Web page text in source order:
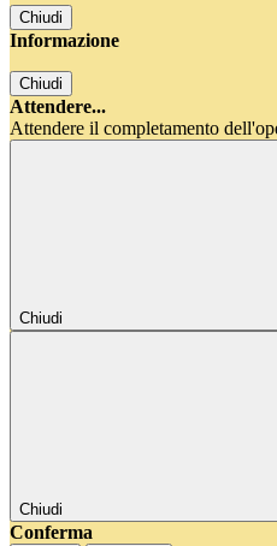
Chiudi
Informazione
Chiudi
Attendere...
Attendere il completamento
Chiudi
Chiudi
Conferma